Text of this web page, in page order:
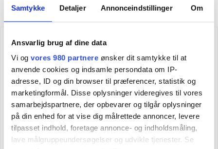
Samtykke Detaljer Annonceindstillinger Om
Ansvarlig brug af dine data
Vi og vores 980 partnere ønsker dit samtykke til at
anvende cookies og indsamle persondata om IP-
adresse, ID og din browser til præferencer, statistik og
marketingformål. Disse oplysninger videregives til vores
samarbejdspartnere, der opbevarer og tilgår oplysninger
på din enhed for at vise dig målrettede annoncer, levere
tilpasset indhold, foretage annonce- og indholdsmåling,
lave målgruppeundersøgelser og udvikle tjenester. Se
Din forespørgsel
Antal kuverter:
Husk at du altid kan ændre dit endelige antal indtil
5 dage før afholdelse
Lille receptionsmenu (NOV-DEC) x 20 1700,-